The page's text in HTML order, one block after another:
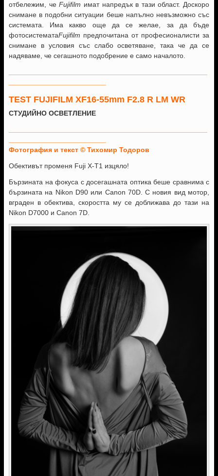
отбележим, чеFujifilm имат напредък в тази област. Доскоро
снимане в подобни ситуации беше напълно невъзможно със
системата. Има какво още да се желае, за да бъде
фотосистематаFujifilm предпочитана от професионалисти за
снимане в условия със слабо осветяване, така че да се
надяваме, че сегашното подобрение е само началото.
TEST FUJIFILM XF16-55mm F2.8 R LM WR
СТУДИЙНО ОСВЕТЛЕНИЕ
Фотография и текст © Тихомир Тодоров
Обективът променя Fuji X-T1 изцяло!
Бързината на фокусa с досегашната оптика беше сравнима с
бързината на Nikon D90 или Canon 70D. С новия вид мотор,
вграден в обектива, скоростта му се доближава до тази на
Nikon D7000 и Canon 7D.